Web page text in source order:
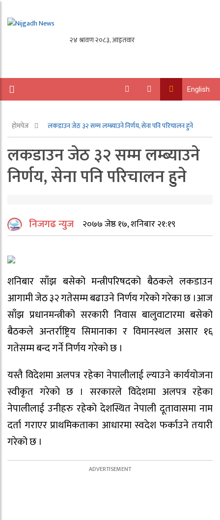
English
होमपेज लकडाउन जेठ ३२ सम्म लम्ब्याउने निर्णय, सेना पनि परिचालन हुने
लकडाउन जेठ ३२ सम्म लम्ब्याउने
निर्णय, सेना पनि परिचालन हुने
निजगढ न्युज २०७७ जेष्ठ १७, शनिबार २१:१९
शनिबार साँझ बसेको मन्त्रीपरिषदको बैठकले लकडाउन
आगामी जेठ ३२ गतेसम्म बढाउने निर्णय गरेको गरेका छ ।आज
साँझ प्रधानमन्त्रीको सरकारी निवास बालुवाटारमा बसेको
बैठकले अन्तर्राष्ट्रिय सिमानाका र विमानस्थल असार १६
गतेसम्म बन्द गर्ने निर्णय गरेको छ ।
यस्तै विदेशमा अलपत्र रहेका नेपालीलाई ल्याउने कार्ययोजना
स्वीकृत गरेको छ । सरकारले विदेशमा अलपत्र रहेका
नेपालीलाई उनीहरु रहेको देशस्थित नेपाली दूतावासमा नाम
दर्ता गराएर प्राथमिकताका आधारमा स्वदेश फर्काउने तयारी
गरेको छ ।